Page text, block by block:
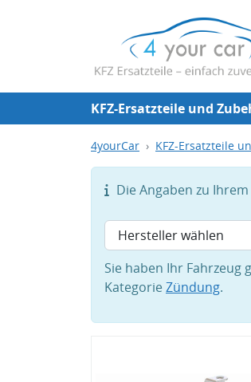
KFZ-Ersatzteile und
4yourCar KFZ-Ersatzteile
Die Angaben zu
Sie haben Ihr Fahrzeug
KategorieZündung.